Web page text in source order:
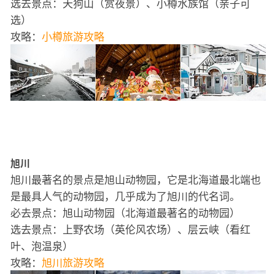
选）
攻略： 小樽旅游攻略
旭川
旭川最著名的景点是旭山动物园，它是北海道最北端也
是最具人气的动物园，几乎成为了旭川的代名词。
必去景点：旭山动物园（北海道最著名的动物园）
选去景点：上野农场（英伦风农场）、层云峡（看红
叶、泡温泉）
攻略： 旭川旅游攻略